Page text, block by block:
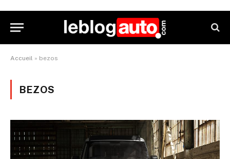
Accueil » bezos
BEZOS